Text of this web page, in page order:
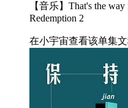
【音乐】That's the
Redemption 2
在小宇宙查看该单集